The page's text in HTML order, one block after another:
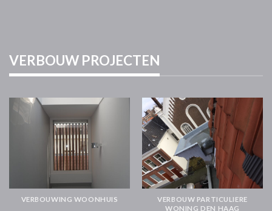
VERBOUW PROJECTEN
VERBOUWING WOONHUIS
VERBOUW PARTICULIERE
WONING DEN HAAG